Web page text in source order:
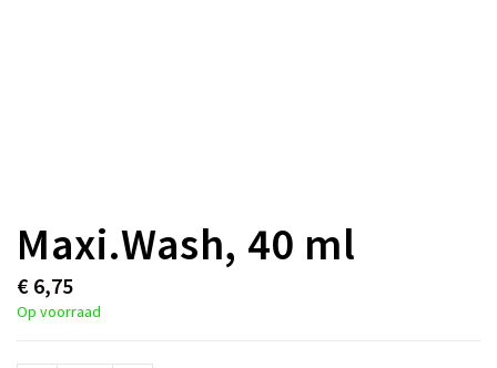
Maxi.Wash, 40 ml
€ 6,75
Op voorraad